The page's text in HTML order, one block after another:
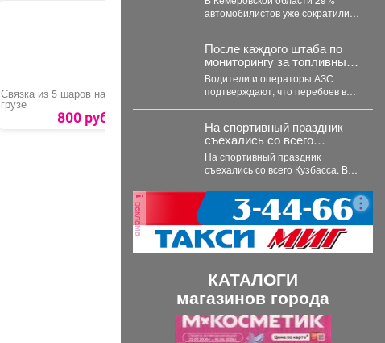
Связка из 5 шаров на
грузе
800 руб.
Деревянная чаша Ваза деревянная
автомобилистов уже сократили
топлива. При этом...
После каждого штаба по
мониторингу за топливным
рынком я на местах
проверяю, соответствует
ли озвученная информация
действительности.
Водители и операторы АЗС
подтверждают, что перебоев в
На спортивный праздник
съехались со всего
Кузбасса.
На спортивный праздник
съехались со всего Кузбасса. В
традиционный турнир по
теннису. 🥎...
реклама
КАТАЛОГИ
магазинов города